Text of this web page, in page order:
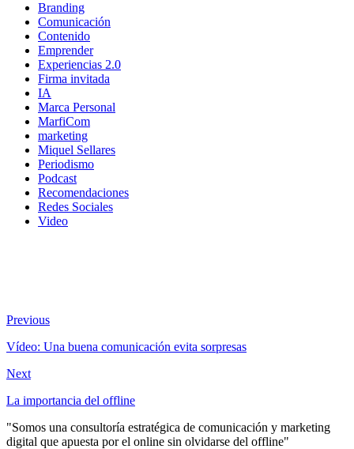
Branding
Comunicación
Contenido
Emprender
Experiencias 2.0
Firma invitada
IA
Marca Personal
MarfiCom
marketing
Miquel Sellares
Periodismo
Podcast
Recomendaciones
Redes Sociales
Video
Previous
Vídeo: Una buena comunicación evita sorpresas
Next
La importancia del offline
"Somos una consultoría estratégica de comunicación y marketing
digital que apuesta por el online sin olvidarse del offline"